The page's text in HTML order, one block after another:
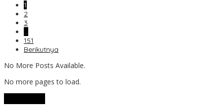
1
2
3
…
151
Berikutnya
No More Posts Available.
No more pages to load.